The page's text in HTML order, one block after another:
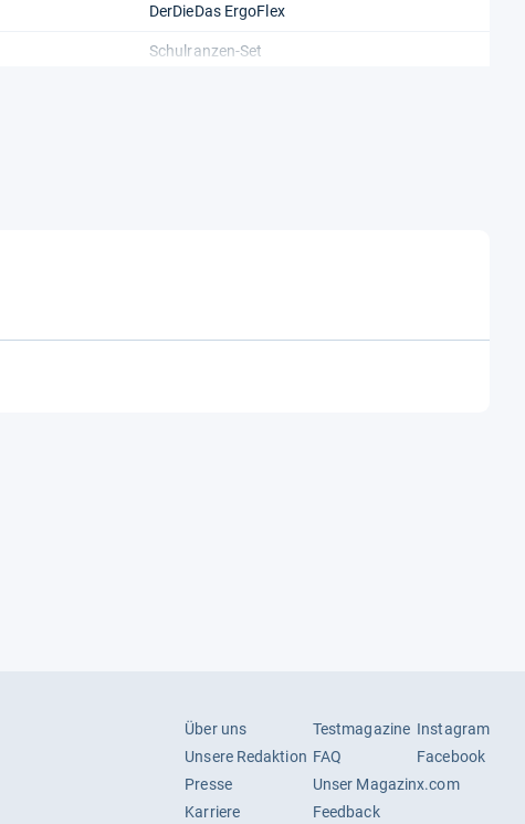
DerDieDas ErgoFlex
Schulranzen-Set
Über uns
Unsere Redaktion
Presse
Karriere
Testmagazine
FAQ
Unser Magazin
Feedback
Instagram
Facebook
x.com